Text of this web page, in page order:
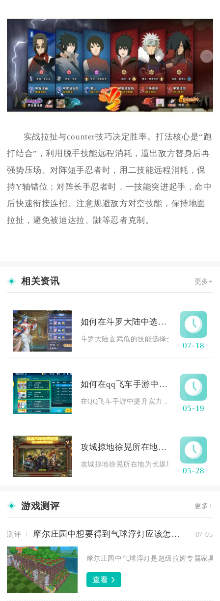
实战拉扯与counter技巧决定胜率。打法核心是“跑
打结合”，利用脱手技能远程消耗，逼出敌方替身后再
强势压场。对阵短手忍者时，用二技能远程消耗，保
持Y轴错位；对阵长手忍者时，一技能突进起手，命中
后快速衔接连招。注意规避敌方对空技能，保持地面
拉扯，避免被迪达拉、鼬等忍者克制。
相关资讯 更多+
如何在斗罗大陆中选择玄武龟技能
斗罗大陆玄武龟的技能选择分为纯守护坦
07-18
如何在qq飞车手游中提升自己的实力
在QQ飞车手游中提升实力，核心在于夯实
05-19
攻城掠地徐晃所在地有何特点
攻城掠地徐晃所在地为长坂坡副本，该地
05-28
游戏测评 更多+
测评 摩尔庄园中想要得到气球浮灯应该怎么操作 07-05
摩尔庄园中气球浮灯是超级拉姆专属家具
查看